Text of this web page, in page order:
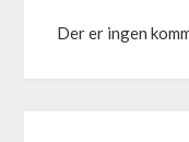
Der er ingen